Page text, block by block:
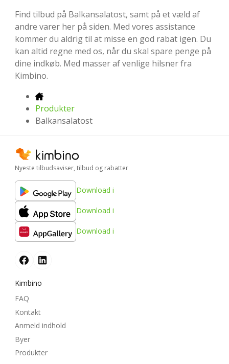
Find tilbud på Balkansalatost, samt på et væld af
andre varer her på siden. Med vores assistance
kommer du aldrig til at misse en god rabat igen. Du
kan altid regne med os, når du skal spare penge på
dine indkøb. Med masser af venlige hilsner fra
Kimbino.
Produkter
Balkansalatost
Nyeste tilbudsaviser, tilbud og rabatter
Download i
Download i
Download i
Kimbino
FAQ
Kontakt
Anmeld indhold
Byer
Produkter